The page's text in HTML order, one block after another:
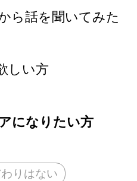
ら話を聞いてみた
しい方
になりたい方
りはない